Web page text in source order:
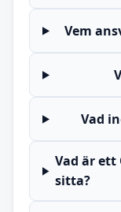
Vem
Vad
Vad är ett
sitta?